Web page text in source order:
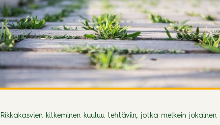
Rikkakasvien kitkeminen kuuluu tehtäviin, jotka melkein jokainen